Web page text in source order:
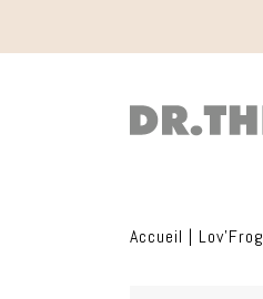
Accueil | Lov'Frog